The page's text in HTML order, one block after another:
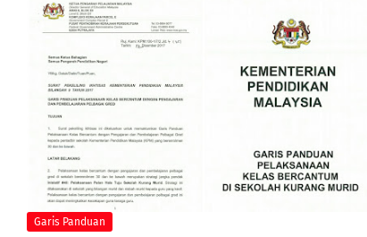
Garis Panduan